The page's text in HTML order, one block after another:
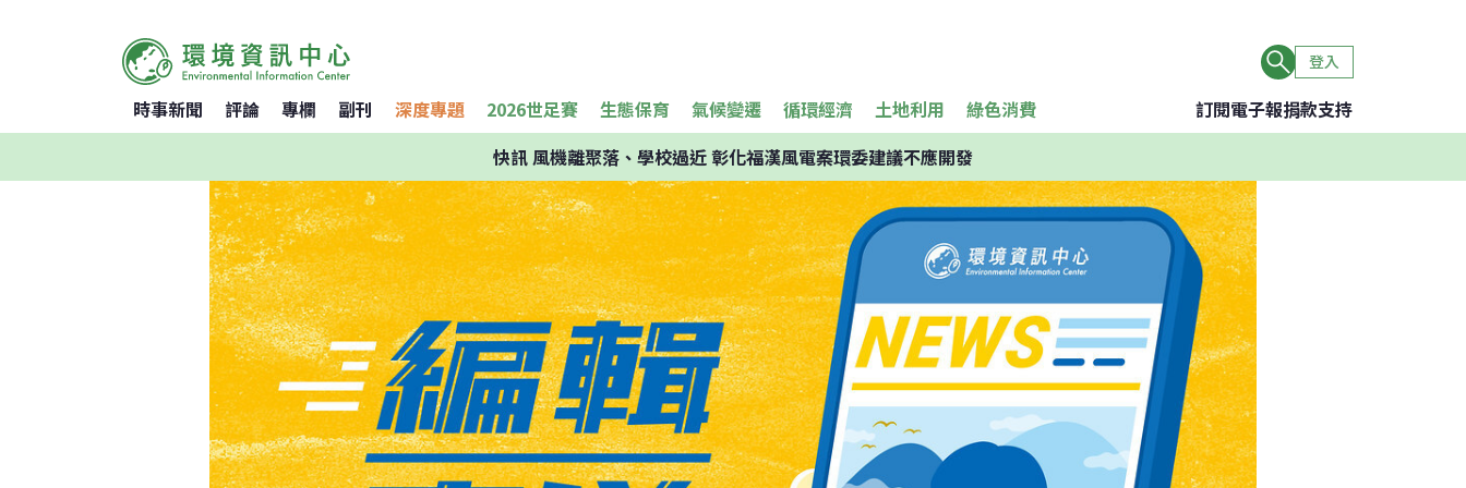
登入
時事新聞 評論 專欄 副刊 深度專題 2026世足賽 生態保育 氣候變遷 循環經濟 土地利用 綠色消費 訂閱電子報捐款支持
快訊風機離聚落、學校過近 彰化福漢風電案環委建議不應開發